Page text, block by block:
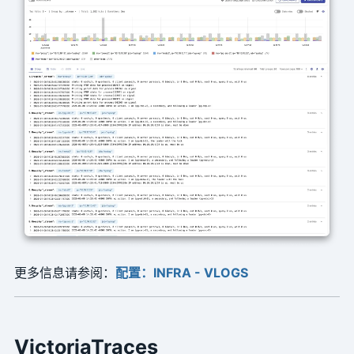
更多信息请参阅： 配置：INFRA - VLOGS
VictoriaTraces